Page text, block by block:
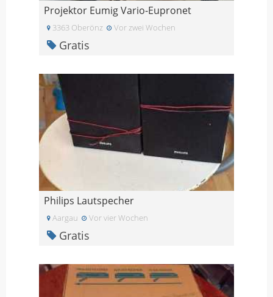
Projektor Eumig Vario-Eupronet
3363 Oberönz Vor zwei Wochen
Gratis
Philips Lautspecher
Aargau Vor vier Wochen
Gratis